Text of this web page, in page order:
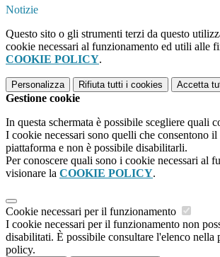
Notizie
Questo sito o gli strumenti terzi da questo
cookie necessari al funzionamento ed utili alle
COOKIE POLICY.
Personalizza Rifiuta tutti i cookies Accetta
Gestione cookie
In questa schermata è possibile scegliere quali
I cookie necessari sono quelli che consentono
piattaforma e non è possibile disabilitarli.
Per conoscere quali sono i cookie necessari al
visionare la COOKIE POLICY.
Cookie necessari per il funzionamento
I cookie necessari per il funzionamento non
disabilitati. È possibile consultare l'elenco nella
policy.